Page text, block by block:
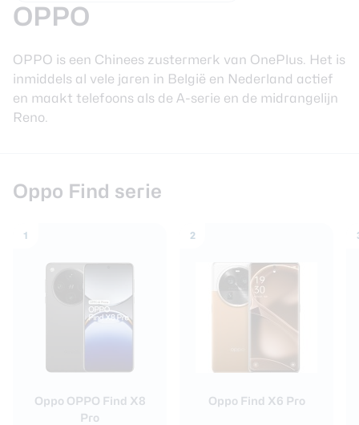
OPPO
OPPO is een Chinees zustermerk van OnePlus. Het is
inmiddels al vele jaren in België en Nederland actief
en maakt telefoons als de A-serie en de midrangelijn
Reno.
Oppo Find serie
1
Oppo OPPO Find X8
Pro
2
Oppo Find X6 Pro
review
Xiaomi 14
Beste
Beste tablets